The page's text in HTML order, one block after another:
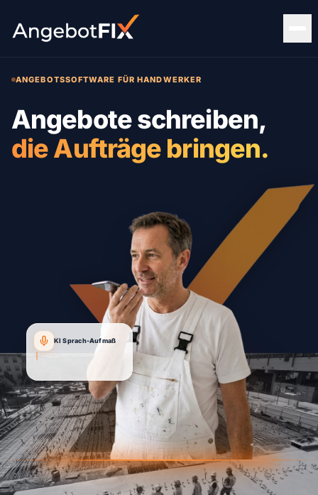
ANGEBOTSSOFTWARE FÜR HANDWERKER
Angebote schreiben,
die Aufträge bringen.
KI Sprach-Aufmaß
"Angebot für Kunde Müller...